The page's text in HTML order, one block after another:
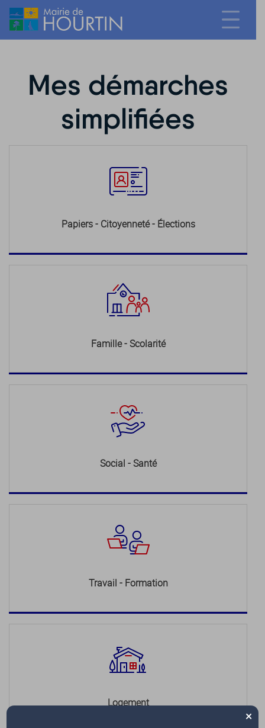
Mes démarches
simplifiées
Papiers - Citoyenneté - Élections
Famille - Scolarité
Social - Santé
Travail - Formation
Logement
×